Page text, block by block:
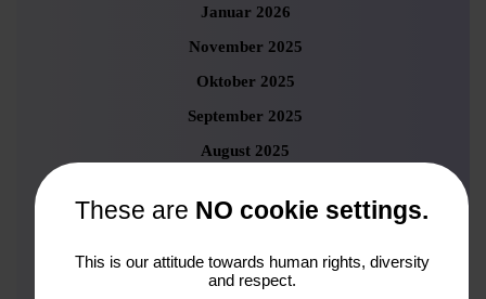
Januar 2026
November 2025
Oktober 2025
September 2025
August 2025
Mai 2025
April 2025
März 2025
These are NO cookie settings.
This is our attitude towards human rights, diversity
and respect.